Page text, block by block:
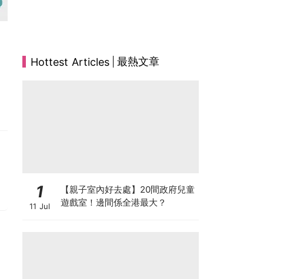
Hottest Articles 最熱文章
1
11 Jul
【親子室內好去處】20間政府兒童
遊戲室！邊間係全港最大？